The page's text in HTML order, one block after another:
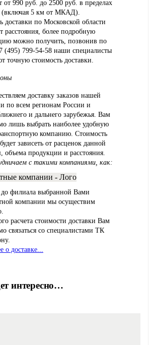
от 990 руб. до 2500 руб. в пределах
(включая 5 км от МКАД).
доставки по Московской области
расстояния, более подробную
можно получить, позвонив по
(495) 799-54-58 наши специалисты
точную стоимость доставки.
доставку заказов нашей
по всем регионам России и
и дальнего зарубежья. Вам
лишь выбрать наиболее удобную
компанию. Стоимость
зависеть от расценок данной
объема продукции и расстояния.
с такими компаниями, как:
до филиала выбранной Вами
компании мы осуществим
расчета стоимости доставки Вам
связаться со специалистами ТК
о доставке...
интересно…